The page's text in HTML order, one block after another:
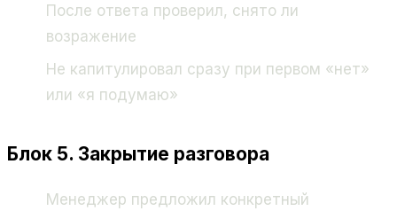
После ответа проверил, снято ли
возражение
Не капитулировал сразу при первом «нет»
или «я подумаю»
Блок 5. Закрытие разговора
Менеджер предложил конкретный